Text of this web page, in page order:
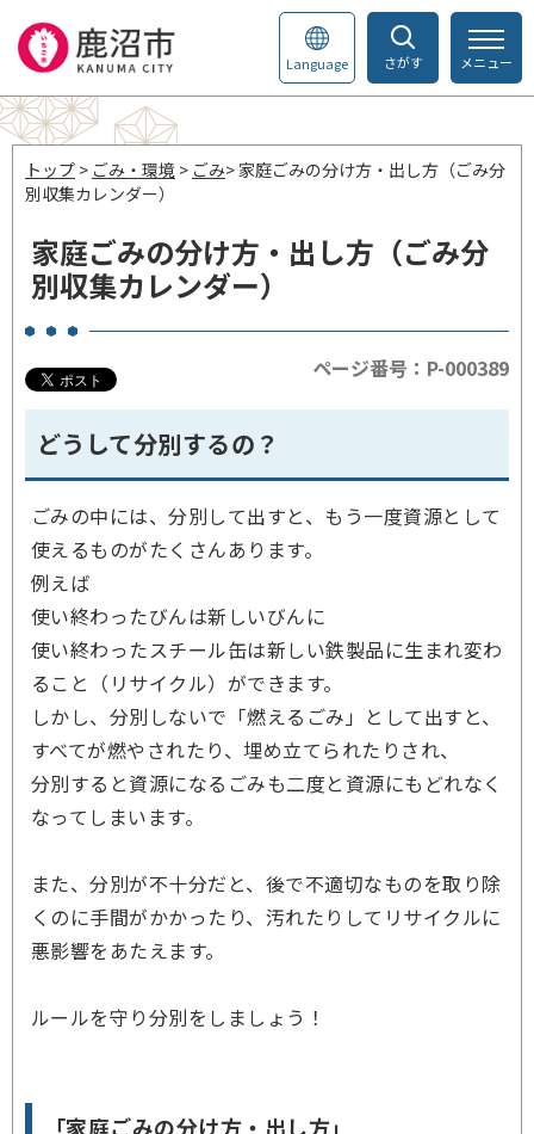
さがす
Language メニュー
トップ > ごみ・環境 > ごみ> 家庭ごみの分け方・出し方（ごみ分
別収集カレンダー）
家庭ごみの分け方・出し方（ごみ分
別収集カレンダー）
ページ番号：P-000389
どうして分別するの？
ごみの中には、分別して出すと、もう一度資源として
使えるものがたくさんあります。
例えば
使い終わったびんは新しいびんに
使い終わったスチール缶は新しい鉄製品に生まれ変わ
ること（リサイクル）ができます。
しかし、分別しないで「燃えるごみ」として出すと、
すべてが燃やされたり、埋め立てられたりされ、
分別すると資源になるごみも二度と資源にもどれなく
なってしまいます。
また、分別が不十分だと、後で不適切なものを取り除
くのに手間がかかったり、汚れたりしてリサイクルに
悪影響をあたえます。
ルールを守り分別をしましょう！
「家庭ごみの分け方・出し方」